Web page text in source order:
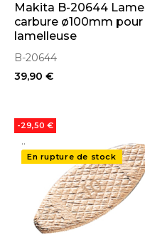
Makita B-20644 Lame
carbure ø100mm pour
lamelleuse
B-20644
39,90 €
..
En rupture de stock
-29,50 €